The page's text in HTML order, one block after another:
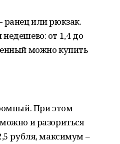
ранец или рюкзак.
от 1,4 до
можно купить
При этом
и разориться
рубля, максимум –